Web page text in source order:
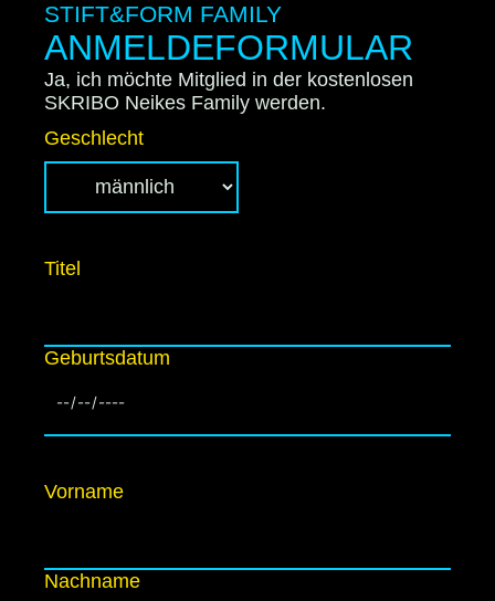
STIFT&FORM FAMILY
ANMELDEFORMULAR
Ja, ich möchte Mitglied in der kostenlosen
SKRIBO Neikes Family werden.
Geschlecht
Titel
Geburtsdatum
Vorname
Nachname